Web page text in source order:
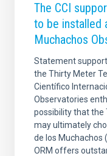
The CCI
to be installed
Muchachos
Statement
the Thirty Meter
Científico
Observatories
possibility that the
may ultimately
de los Muchachos
ORM offers